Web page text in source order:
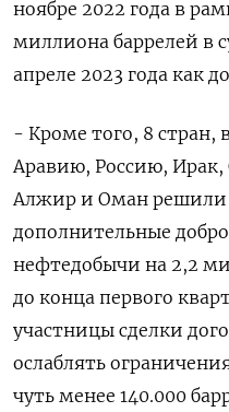
ноябре 2022 года в
миллиона баррелей в
апреле 2023 года как
- ‌Кроме того, 8 стран,
Аравию, Россию, Ирак,
Алжир и Оман решили
дополнительные
нефтедобычи на 2,2
до конца первого
участницы сделки
ослаблять
чуть менее 140.000